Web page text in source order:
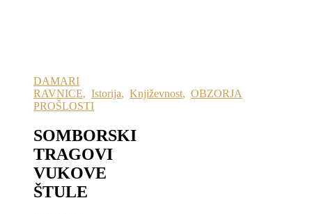
DAMARI
RAVNICE, Istorija, Književnost, OBZORJA
PROŠLOSTI
SOMBORSKI
TRAGOVI
VUKOVE
ŠTULE